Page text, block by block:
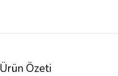
Ürün Özeti